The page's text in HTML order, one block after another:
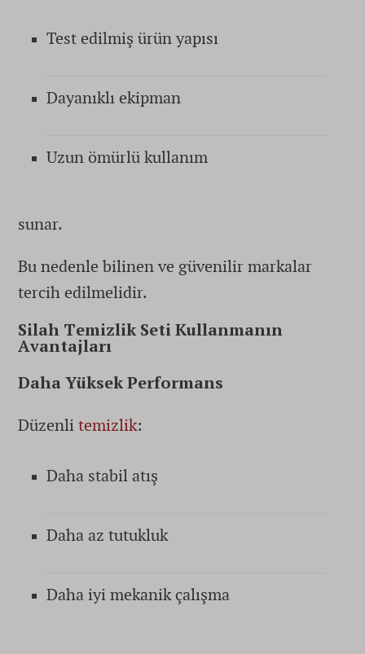
Test edilmiş ürün yapısı
Dayanıklı ekipman
Uzun ömürlü kullanım
sunar.
Bu nedenle bilinen ve güvenilir markalar
tercih edilmelidir.
Silah Temizlik Seti Kullanmanın
Avantajları
Daha Yüksek Performans
Düzenlitemizlik:
Daha stabil atış
Daha az tutukluk
Daha iyi mekanik çalışma